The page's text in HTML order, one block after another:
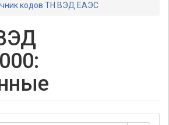
кодов ТН ВЭД ЕАЭС